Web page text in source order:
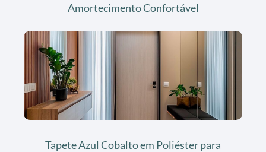
Amortecimento Confortável
Tapete Azul Cobalto em Poliéster para